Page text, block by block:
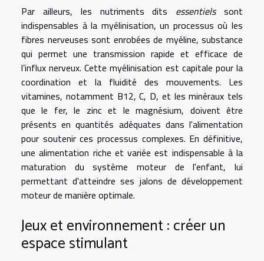
Par ailleurs, les nutriments dits essentielssont
indispensables à la myélinisation, un processus où les
fibres nerveuses sont enrobées de myéline, substance
qui permet une transmission rapide et efficace de
l’influx nerveux. Cette myélinisation est capitale pour la
coordination et la fluidité des mouvements. Les
vitamines, notamment B12, C, D, et les minéraux tels
que le fer, le zinc et le magnésium, doivent être
présents en quantités adéquates dans l'alimentation
pour soutenir ces processus complexes. En définitive,
une alimentation riche et variée est indispensable à la
maturation du système moteur de l'enfant, lui
permettant d'atteindre ses jalons de développement
moteur de manière optimale.
Jeux et environnement : créer un
espace stimulant